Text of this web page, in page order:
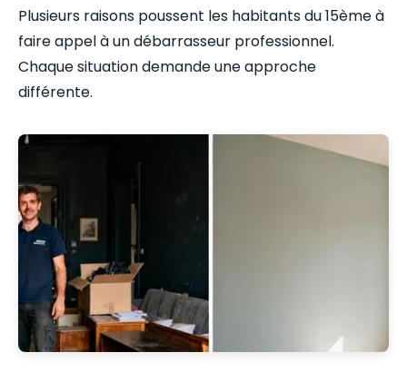
Plusieurs raisons poussent les habitants du 15ème à
faire appel à un débarrasseur professionnel.
Chaque situation demande une approche
différente.